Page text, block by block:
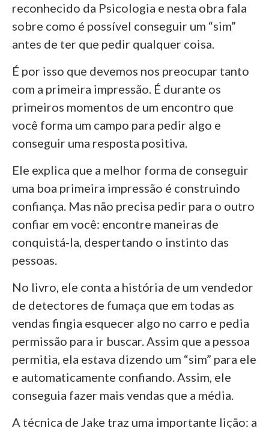
reconhecido da Psicologia e nesta obra fala
sobre como é possível conseguir um “sim”
antes de ter que pedir qualquer coisa.
É por isso que devemos nos preocupar tanto
com a primeira impressão. É durante os
primeiros momentos de um encontro que
você forma um campo para pedir algo e
conseguir uma resposta positiva.
Ele explica que a melhor forma de conseguir
uma boa primeira impressão é construindo
confiança. Mas não precisa pedir para o outro
confiar em você: encontre maneiras de
conquistá-la, despertando o instinto das
pessoas.
No livro, ele conta a história de um vendedor
de detectores de fumaça que em todas as
vendas fingia esquecer algo no carro e pedia
permissão para ir buscar. Assim que a pessoa
permitia, ela estava dizendo um “sim” para ele
e automaticamente confiando. Assim, ele
conseguia fazer mais vendas que a média.
A técnica de Jake traz uma importante lição: a